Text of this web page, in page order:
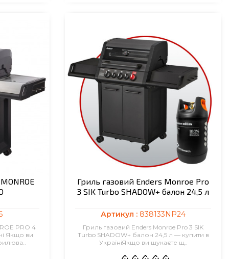
PRO 4
Якщо ви
Гриль газовий Enders Monroe Pro
3 SIK Turbo SHADOW+ балон 24,5 л
Артикул : 838133NP24
Гриль газовий Enders Monroe Pro 3 SIK
Turbo SHADOW+ балон 24,5 л — купити в
УкраїніЯкщо ви шукаєте щ..